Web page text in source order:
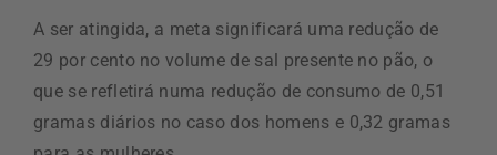
A ser atingida, a meta significará uma redução de
29 por cento no volume de sal presente no pão, o
que se refletirá numa redução de consumo de 0,51
gramas diários no caso dos homens e 0,32 gramas